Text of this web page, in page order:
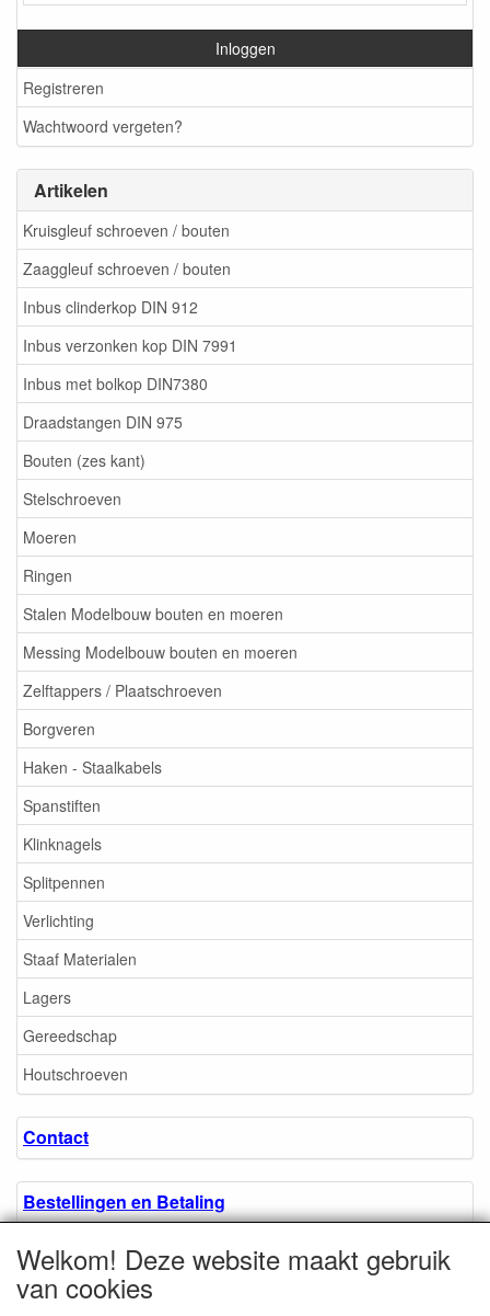
Inloggen
Registreren
Wachtwoord vergeten?
Artikelen
Kruisgleuf schroeven / bouten
Zaaggleuf schroeven / bouten
Inbus clinderkop DIN 912
Inbus verzonken kop DIN 7991
Inbus met bolkop DIN7380
Draadstangen DIN 975
Bouten (zes kant)
Stelschroeven
Moeren
Ringen
Stalen Modelbouw bouten en moeren
Messing Modelbouw bouten en moeren
Zelftappers / Plaatschroeven
Borgveren
Haken - Staalkabels
Spanstiften
Klinknagels
Splitpennen
Verlichting
Staaf Materialen
Lagers
Gereedschap
Houtschroeven
Contact
Bestellingen en Betaling
Algemene voorwaarden
Welkom! Deze website maakt gebruik
van cookies